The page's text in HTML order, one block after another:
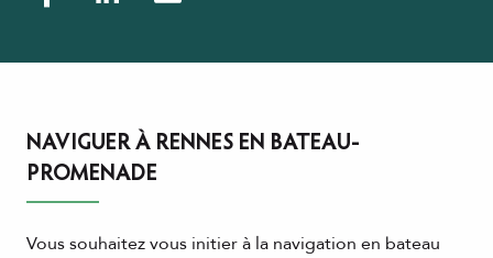
NAVIGUER À RENNES EN BATEAU-
PROMENADE
Vous souhaitez vous initier à la navigation en bateau